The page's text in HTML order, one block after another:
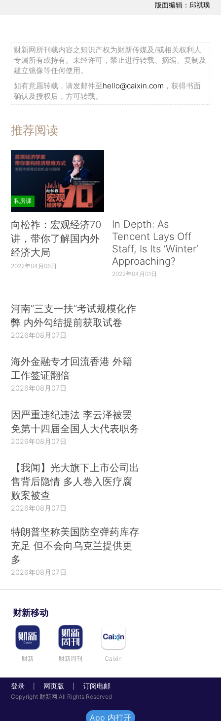
版面编辑：邱祺璞
财新网所刊载内容之知识产权为财新传媒及/或相关权利人
专属所有或持有。未经许可，禁止进行转载、摘编、复制及
建立镜像等任何使用。
如有意愿转载，请发邮件至hello@caixin.com ，获得书面
确认及授权后，方可转载。
推荐阅读
私房课
向松祚：宏观经济70
讲，带你了解国内外
经济大局
2022年04月06日
In Depth: As
Tencent Lays Off
Staff, Is Its ‘Winter’
Approaching?
2022年04月01日
河南“三支一扶”考试规模化作
弊 内外勾结提前获取试卷
2026年08月07日
海外金融专才回流香港 外籍
工作签证翻倍
2026年08月07日
因严重违纪违法 李云泽被罢
免第十四届全国人大代表职务
2026年08月07日
【我闻】光大旗下上市公司出
售背后隐情 多人卷入医疗腐
败案被查
2026年08月07日
特朗普坚称美国防空弹药库存
充足 但不会向乌克兰提供更
多
2026年08月07日
财新移动
财新 财新周刊 Caixin
登录 网页版 订阅电邮
Copyright 财新网 All Rights Reserved
App 内打开